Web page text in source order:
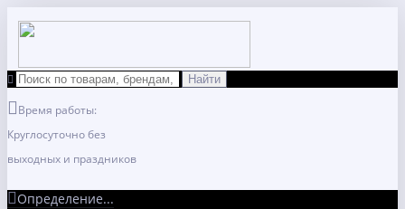
Время работы:
Круглосуточно без
выходных и праздников
Определение...